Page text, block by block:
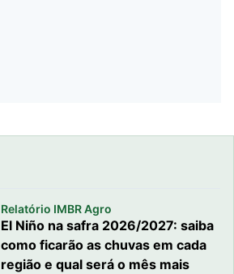
Relatório IMBR Agro
El Niño na safra 2026/2027: saiba
como ficarão as chuvas em cada
região e qual será o mês mais